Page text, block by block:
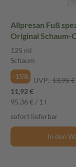
Allpresan Fuß
Original Schaum-
und Schrunden
125 ml
Schaum
-15%
UVP: 13,95 €
11,92 €
95,36 € / 1 l
sofort lieferbar
In den